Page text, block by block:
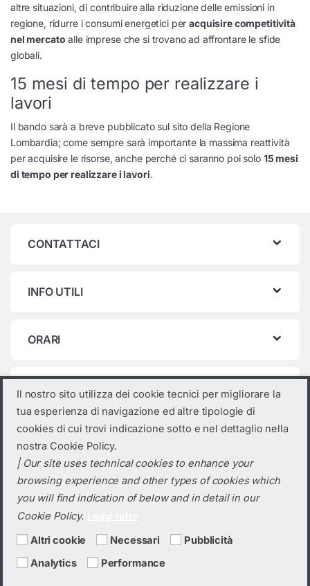
altre situazioni, di contribuire alla riduzione delle emissioni in
regione, ridurre i consumi energetici peracquisire competitività
nel mercato alle imprese che si trovano ad affrontare le sfide
globali.
15 mesi di tempo per realizzare i
lavori
Il bando sarà a breve pubblicato sul sito della Regione
Lombardia; come sempre sarà importante la massima reattività
per acquisire le risorse, anche perché ci saranno poi solo 15 mesi
di tempo per realizzare i lavori.
CONTATTACI
INFO UTILI
ORARI
Categorie prodotto
Seleziona una categoria
Hai bisogno di un preventivo?
Il nostro sito utilizza dei cookie tecnici per migliorare la
tua esperienza di navigazione ed altre tipologie di
cookies di cui trovi indicazione sotto e nel dettaglio nella
nostra Cookie Policy.
| Our site uses technical cookies to enhance your
browsing experience and other types of cookies which
you will find indication of below and in detail in our
Cookie Policy.
Altri cookie Necessari
Pubblicità
Analytics
Performance